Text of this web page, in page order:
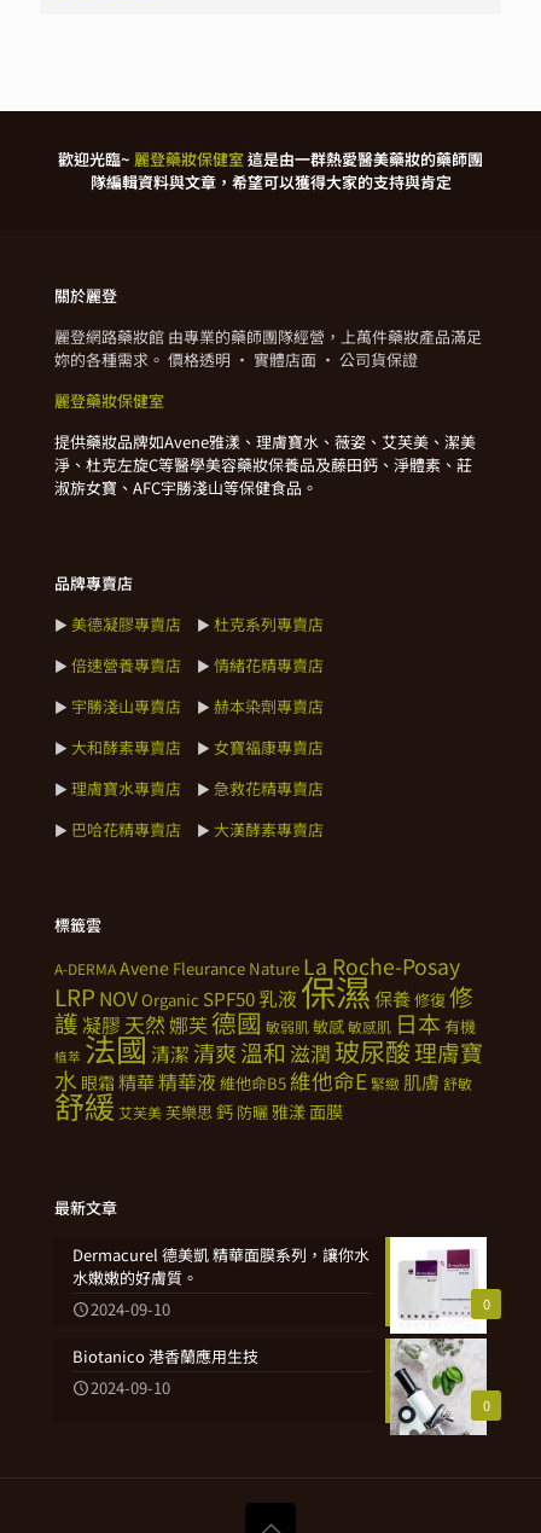
歡迎光臨~ 麗登藥妝保健室這是由一群熱愛醫美藥妝的藥師團
隊編輯資料與文章，希望可以獲得大家的支持與肯定
關於麗登
麗登網路藥妝館 由專業的藥師團隊經營，上萬件藥妝產品滿足
妳的各種需求。 價格透明 · 實體店面 · 公司貨保證
麗登藥妝保健室
提供藥妝品牌如Avene雅漾、理膚寶水、薇姿、艾芙美、潔美
淨、杜克左旋C等醫學美容藥妝保養品及藤田鈣、淨體素、莊
淑旂女寶、AFC宇勝淺山等保健食品。
品牌專賣店
► 美德凝膠專賣店 ► 杜克系列專賣店
► 倍速營養專賣店 ► 情緒花精專賣店
► 宇勝淺山專賣店 ► 赫本染劑專賣店
► 大和酵素專賣店 ► 女寶福康專賣店
► 理膚寶水專賣店 ► 急救花精專賣店
► 巴哈花精專賣店 ► 大漢酵素專賣店
標籤雲
A-DERMAAvene Fleurance Nature La Roche-Posay
LRP NOVOrganic SPF50乳液 保濕保養修復修
護凝膠 天然娜芙德國 敏弱肌敏感敏感肌 日本 有機
植萃 法國清潔 清爽溫和 滋潤 玻尿酸理膚寶
水 眼霜 精華精華液 維他命B5 維他命E 緊緻 肌膚 舒敏
舒緩 艾芙美芙樂思鈣 防曬雅漾面膜
最新文章
0
Dermacurel 德美凱 精華面膜系列，讓你水
水嫩嫩的好膚質。
2024-09-10
0
Biotanico 港香蘭應用生技
2024-09-10